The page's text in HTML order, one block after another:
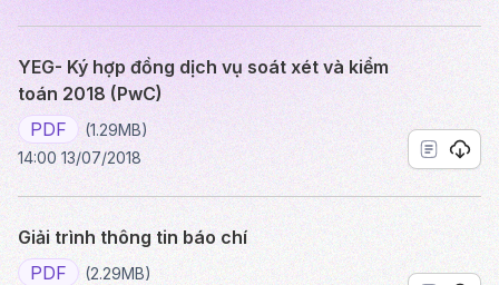
YEG- Ký hợp đồng dịch vụ soát xét và kiểm
toán 2018 (PwC)
PDF
(1.29MB)
14:00 13/07/2018
Giải trình thông tin báo chí
PDF
(2.29MB)